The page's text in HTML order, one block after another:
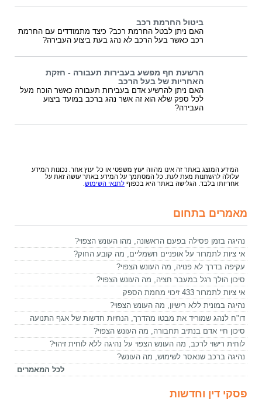
ביטול החרמת רכב
האם ניתן לבטל החרמת רכב? כיצד מתמודדים עם החרמת
רכב כאשר בעל הרכב לא נהג בעת ביצוע העבירה?
הרשעת חף מפשע בעבירות תעבורה - חזקת
האחריות של בעל הרכב
האם ניתן להרשיע אדם בעבירות תעבורה כאשר הוכח מעל
לכל ספק שלא הוא זה אשר נהג ברכב במועד ביצוע
העבירה?
המידע המוצג באתר זה אינו מהווה יעוץ משפטי או כל יעוץ אחר. נכונות המידע
עלולה להשתנות מעת לעת. כל המסתמך על המידע באתר עושה זאת על
אחריותו בלבד. הגלישה באתר היא בכפוף לתנאי השימוש
מאמרים בתחום
נהיגה בזמן פסילה בפעם הראשונה, מהו העונש הצפוי?
אי ציות לתמרור על אופניים חשמליים, מה קובע החוק?
עקיפה בדרך לא פנויה, מה העונש הצפוי?
סיכון הולך רגל במעבר חציה, מה העונש הצפוי?
אי ציות לתמרור 433 זיכוי מחמת הספק
נהיגה במונית ללא רישיון, מה העונש הצפוי?
דו"ח לנהג שמוריד את מבטו מהדרך, הנחיות חדשות של אגף התנועה
סיכון חיי אדם בנתיב תחבורה, מה העונש הצפוי?
לוחית רישוי לרכב, מה העונש הצפוי על נהיגה ללא לוחית זיהוי?
נהיגה ברכב שנאסר לשימוש, מה העונש?
לכל המאמרים
פסקי דין וחדשות